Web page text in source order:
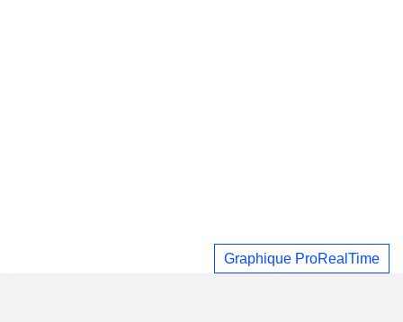
Graphique ProRealTime